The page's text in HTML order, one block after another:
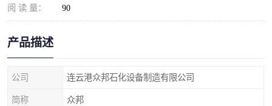
阅 读 量： 90
产品描述
公司 连云港众邦石化设备制造有限公司
简称 众邦